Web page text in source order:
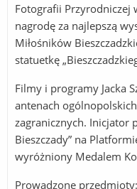
Fotografii Przyrodniczej
nagrodę za najlepszą
Miłośników
statuetkę
Filmy i programy Jacka
antenach
zagranicznych. Inicjator
Bieszczady” na
wyróżniony Medalem
Prowadzone